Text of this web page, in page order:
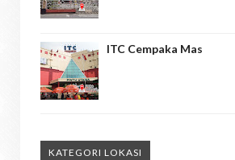
ITC Cempaka Mas
KATEGORI LOKASI